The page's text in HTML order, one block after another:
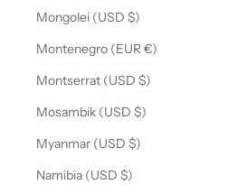
Mongolei (USD $)
Montenegro (EUR €)
Montserrat (USD $)
Mosambik (USD $)
Myanmar (USD $)
Namibia (USD $)